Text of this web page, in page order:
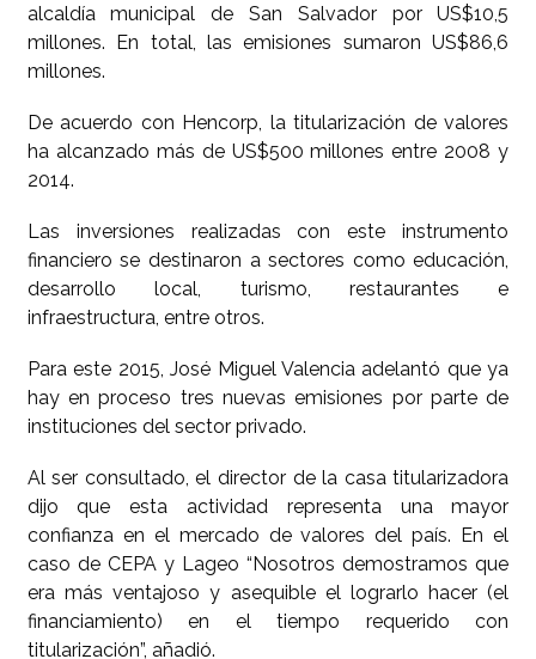
alcaldía municipal de San Salvador por US$10,5
millones. En total, las emisiones sumaron US$86,6
millones.
De acuerdo con Hencorp, la titularización de valores
ha alcanzado más de US$500 millones entre 2008 y
2014.
Las inversiones realizadas con este instrumento
financiero se destinaron a sectores como educación,
desarrollo local, turismo, restaurantes e
infraestructura, entre otros.
Para este 2015, José Miguel Valencia adelantó que ya
hay en proceso tres nuevas emisiones por parte de
instituciones del sector privado.
Al ser consultado, el director de la casa titularizadora
dijo que esta actividad representa una mayor
confianza en el mercado de valores del país. En el
caso de CEPA y Lageo “Nosotros demostramos que
era más ventajoso y asequible el lograrlo hacer (el
financiamiento) en el tiempo requerido con
titularización”, añadió.